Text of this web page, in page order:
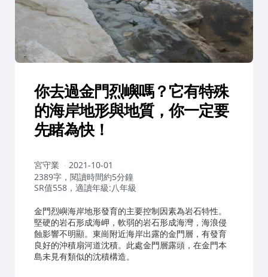
你去過金門烈嶼嗎？它有特殊
的海岸地形與地質，你一定要
先睹為快！
作
者：
宮守業
2021-10-01
2389字，閱讀時間約5分鐘
SR值558，適讀年級:八年級
金門烈嶼海岸地形發育的主要控制因素為岩石特性。
堅硬的岩石形成海岬，軟弱的岩石形成海灣，海浪侵
蝕影響不明顯。東崗附近海岸出露的金門層，有發育
良好的沖積扇河道沈積。此處金門層露頭，在金門本
島未見有類似的沈積構造。